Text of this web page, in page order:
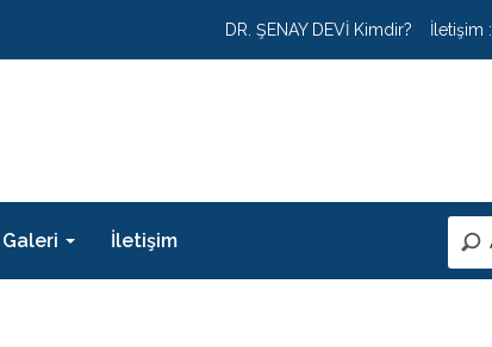
DR. ŞENAY DEVİ Kimdir? İletişim :
Galeri İletişim